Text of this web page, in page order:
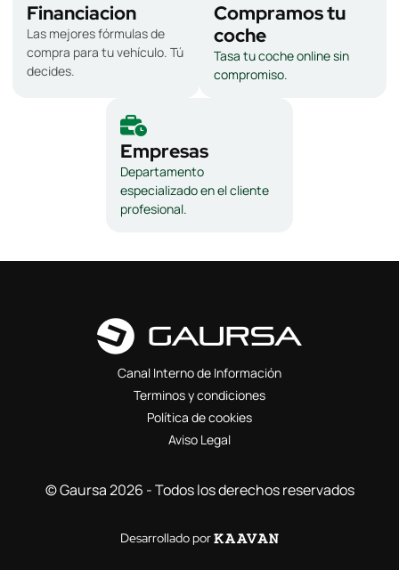
Financiacion
Las mejores fórmulas de
compra para tu vehículo. Tú
decides.
Compramos tu
coche
Tasa tu coche online sin
compromiso.
Empresas
Departamento
especializado en el cliente
profesional.
Canal Interno de Información
Terminos y condiciones
Política de cookies
Aviso Legal
© Gaursa 2026 - Todos los derechos reservados
Desarrollado por